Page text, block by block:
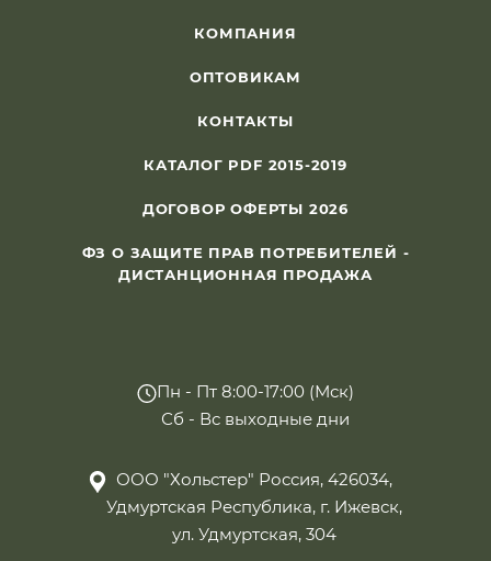
КОМПАНИЯ
ОПТОВИКАМ
КОНТАКТЫ
КАТАЛОГ PDF 2015-2019
ДОГОВОР ОФЕРТЫ 2026
ФЗ О ЗАЩИТЕ ПРАВ ПОТРЕБИТЕЛЕЙ -
ДИСТАНЦИОННАЯ ПРОДАЖА
Пн - Пт 8:00-17:00 (Мск)
Сб - Вс выходные дни
ООО "Хольстер" Россия, 426034,
Удмуртская Республика, г. Ижевск,
ул. Удмуртская, 304